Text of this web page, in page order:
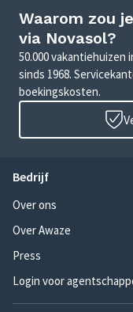
Waarom zou
via Novasol?
50.000 vakantiehuizen
sinds 1968.
boekingskosten.
Bedrijf
Over ons
Over Awaze
Press
Login voor